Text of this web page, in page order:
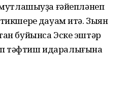
мутлашыуҙа ғәйепләнеп
дауам итә. Зыян
буйынса Эске эштәр
тәфтиш идаралығына